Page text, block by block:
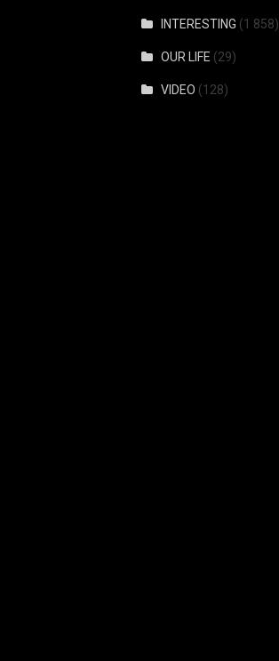
INTERESTING (1 858)
OUR LIFE (29)
VIDEO (128)